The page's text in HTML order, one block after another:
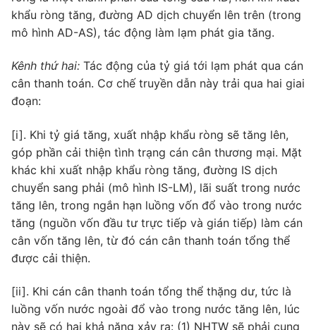
khẩu ròng tăng, đường AD dịch chuyển lên trên (trong
mô hình AD-AS), tác động làm lạm phát gia tăng.
Kênh thứ hai: Tác động của tỷ giá tới lạm phát qua cán
cân thanh toán. Cơ chế truyền dẫn này trải qua hai giai
đoạn:
[i]. Khi tỷ giá tăng, xuất nhập khẩu ròng sẽ tăng lên,
góp phần cải thiện tình trạng cán cân thương mại. Mặt
khác khi xuất nhập khẩu ròng tăng, đường IS dịch
chuyển sang phải (mô hình IS-LM), lãi suất trong nước
tăng lên, trong ngắn hạn luồng vốn đổ vào trong nước
tăng (nguồn vốn đầu tư trực tiếp và gián tiếp) làm cán
cân vốn tăng lên, từ đó cán cân thanh toán tổng thể
được cải thiện.
[ii]. Khi cán cân thanh toán tổng thể thặng dư, tức là
luồng vốn nước ngoài đổ vào trong nước tăng lên, lúc
này sẽ có hai khả năng xảy ra: (1) NHTW sẽ phải cung